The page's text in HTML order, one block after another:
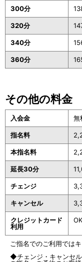
300分
320分
340分
360分
その他の料金
入会金 無
指名料
本指名料
延長30分
チェンジ
キャンセル
クレジットカード
利用
OK
ご指名でのご利用では
◆チェンジ・キャンセ